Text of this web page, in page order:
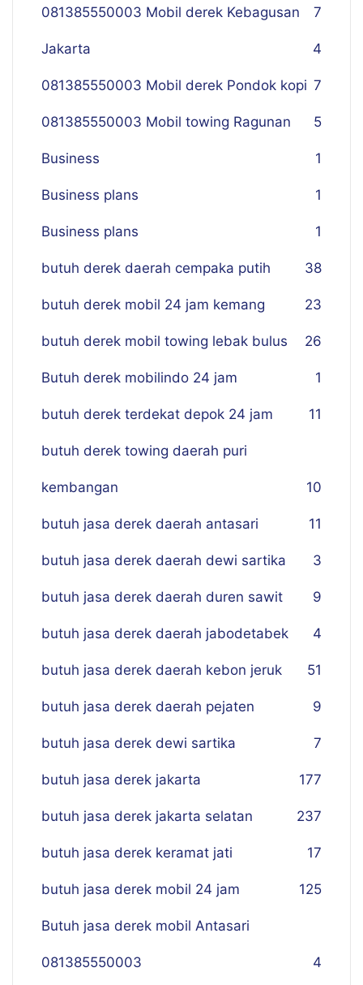
7
081385550003 Mobil derek Kebagusan
Jakarta 4
081385550003 Mobil derek Pondok kopi 7
081385550003 Mobil towing Ragunan 5
Business 1
Business plans 1
Business plans 1
butuh derek daerah cempaka putih 38
butuh derek mobil 24 jam kemang 23
butuh derek mobil towing lebak bulus 26
Butuh derek mobilindo 24 jam 1
butuh derek terdekat depok 24 jam 11
butuh derek towing daerah puri
kembangan 10
butuh jasa derek daerah antasari 11
butuh jasa derek daerah dewi sartika 3
butuh jasa derek daerah duren sawit 9
butuh jasa derek daerah jabodetabek 4
butuh jasa derek daerah kebon jeruk 51
butuh jasa derek daerah pejaten 9
butuh jasa derek dewi sartika 7
butuh jasa derek jakarta 177
butuh jasa derek jakarta selatan 237
butuh jasa derek keramat jati 17
butuh jasa derek mobil 24 jam 125
Butuh jasa derek mobil Antasari
081385550003 4